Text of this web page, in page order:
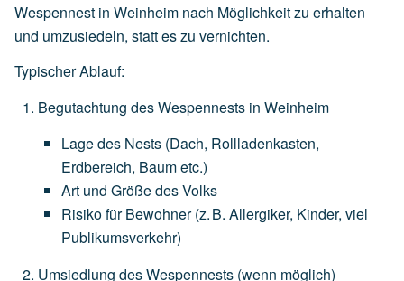
Wespennest in Weinheim nach Möglichkeit zu erhalten
und umzusiedeln, statt es zu vernichten.
Typischer Ablauf:
Begutachtung des Wespennests in Weinheim
Lagedes Nests (Dach, Rollladenkasten,
Erdbereich, Baumetc.)
Art und GrößedesVolks
Risikofür Bewohner (z.B. Allergiker, Kinder, viel
Publikumsverkehr)
Umsiedlung des Wespennests (wenn möglich)